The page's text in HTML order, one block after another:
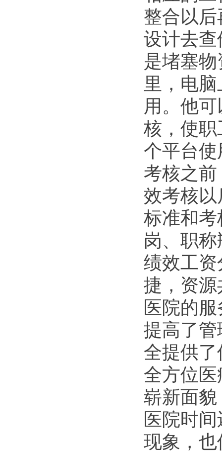
整合以
设计去
是堵塞
里，电
用。他
核，使
个平台
考核之
效考核
标准和
岗、职
绩效工
捷，资
医院的
提高了
全提供
全方位
崭新面
医院时
现象，